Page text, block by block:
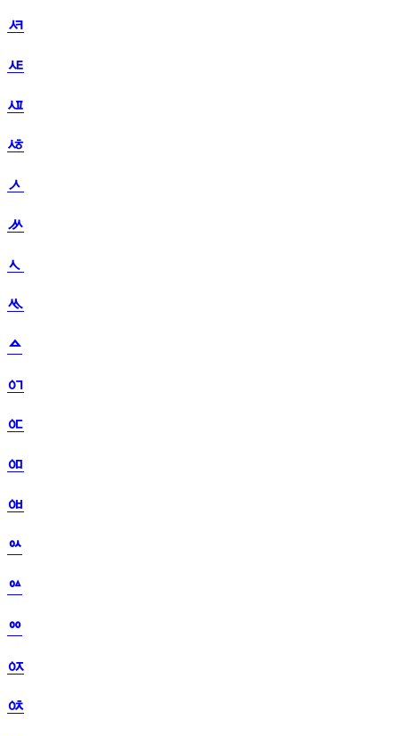
ᄸ
ᄹ
ᄺ
ᄻ
ᄼ
ᄽ
ᄾ
ᄿ
ᅀ
ᅁ
ᅂ
ᅃ
ᅄ
ᅅ
ᅆ
ᅇ
ᅈ
ᅉ